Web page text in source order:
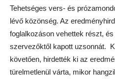
Tehetséges vers- és
lévő közönség. Az
foglalkozáson vehettek részt,
szervezőktől kapott uzsonnát.
követően, hirdették ki az
türelmetlenül várta, mikor